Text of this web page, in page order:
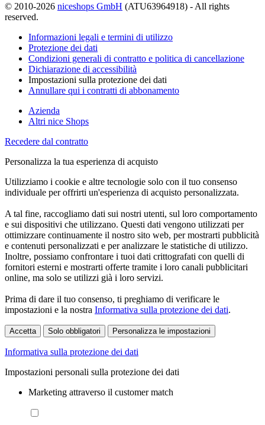
© 2010-2026 niceshops GmbH (ATU63964918) - All rights
reserved.
Informazioni legali e termini di utilizzo
Protezione dei dati
Condizioni generali di contratto e politica di cancellazione
Dichiarazione di accessibilità
Impostazioni sulla protezione dei dati
Annullare qui i contratti di abbonamento
Azienda
Altri nice Shops
Recedere dal contratto
Personalizza la tua esperienza di acquisto
Utilizziamo i cookie e altre tecnologie solo con il tuo consenso
individuale per offrirti un'esperienza di acquisto personalizzata.
A tal fine, raccogliamo dati sui nostri utenti, sul loro comportamento
e sui dispositivi che utilizzano. Questi dati vengono utilizzati per
ottimizzare continuamente il nostro sito web, per mostrarti pubblicità
e contenuti personalizzati e per analizzare le statistiche di utilizzo.
Inoltre, possiamo confrontare i tuoi dati crittografati con quelli di
fornitori esterni e mostrarti offerte tramite i loro canali pubblicitari
online, ma solo se utilizzi già i loro servizi.
Prima di dare il tuo consenso, ti preghiamo di verificare le
impostazioni e la nostra Informativa sulla protezione dei dati.
Accetta Solo obbligatori Personalizza le impostazioni
Informativa sulla protezione dei dati
Impostazioni personali sulla protezione dei dati
Marketing attraverso il customer match